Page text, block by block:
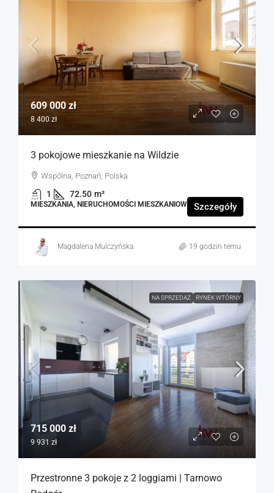
609 000 zł
8 400 zł
3 pokojowe mieszkanie na Wildzie
Wspólna, Poznań, Polska
1 72.50 m²
MIESZKANIA, NIERUCHOMOŚCI MIESZKANIOWE Szczegóły
Magdalena Mulczyńska 19 godzin temu
NA SPRZEDAŻ RYNEK WTÓRNY
715 000 zł
9 931 zł
Przestronne 3 pokoje z 2 loggiami | Tarnowo